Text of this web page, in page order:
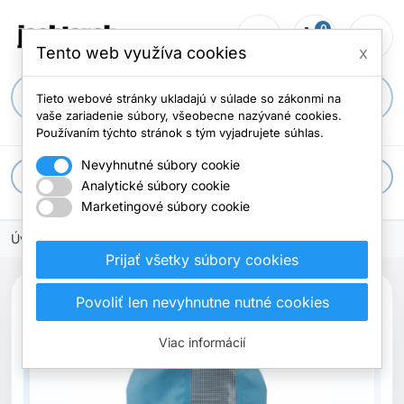
person_outline shopping_cart
0
Početmenu
apps Všetky kategórie
Úvodná stránka
Tento web využíva cookies x
Tieto webové stránky ukladajú v súlade so zákonmi na
vaše zariadenie súbory, všeobecne nazývané cookies.
Používaním týchto stránok s tým vyjadrujete súhlas.
Nevyhnutné súbory cookie
Analytické súbory cookie
Marketingové súbory cookie
Prijať všetky súbory cookies
Povoliť len nevyhnutne nutné cookies
Viac informácií